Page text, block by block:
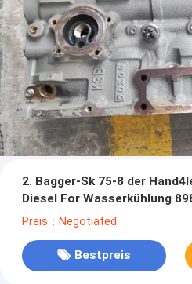
2. Bagger-Sk 75-8 der
Diesel For Wasserkühlung
Preis：Negotiated
Bestpreis